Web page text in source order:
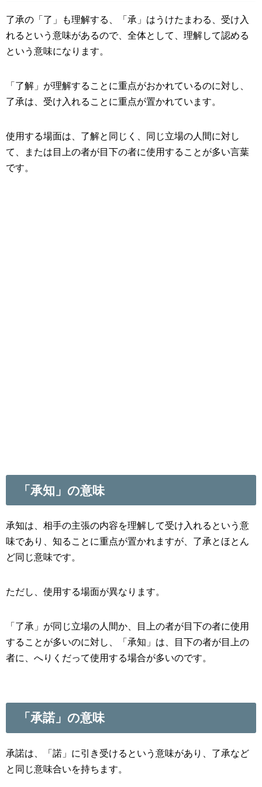
了承の「了」も理解する、「承」はうけたまわる、受け入
れるという意味があるので、全体として、理解して認める
という意味になります。
「了解」が理解することに重点がおかれているのに対し、
了承は、受け入れることに重点が置かれています。
使用する場面は、了解と同じく、同じ立場の人間に対し
て、または目上の者が目下の者に使用することが多い言葉
です。
「承知」の意味
承知は、相手の主張の内容を理解して受け入れるという意
味であり、知ることに重点が置かれますが、了承とほとん
ど同じ意味です。
ただし、使用する場面が異なります。
「了承」が同じ立場の人間か、目上の者が目下の者に使用
することが多いのに対し、「承知」は、目下の者が目上の
者に、へりくだって使用する場合が多いのです。
「承諾」の意味
承諾は、「諾」に引き受けるという意味があり、了承など
と同じ意味合いを持ちます。